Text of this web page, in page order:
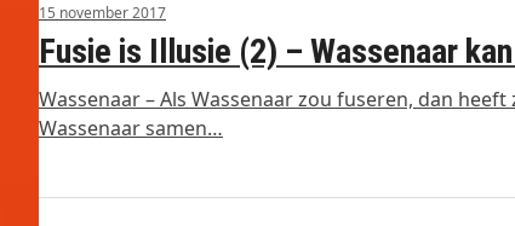
15 november 2017
Fusie is Illusie (2) – Wassenaar
Wassenaar – Als Wassenaar zou fuseren, dan
Wassenaar samen…